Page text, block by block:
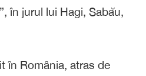
în jurul lui Hagi, Sabău,
în România, atras de